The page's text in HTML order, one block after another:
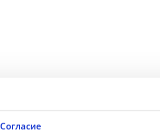
Согласие